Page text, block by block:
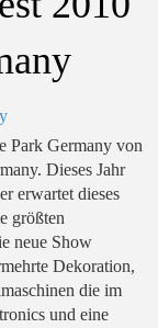
Park Germany von
Dieses Jahr
erwartet dieses
größten
neue Show
Dekoration,
die im
und eine